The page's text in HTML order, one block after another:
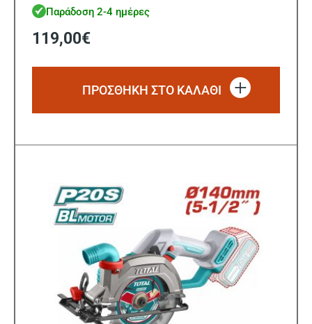
Παράδοση 2-4 ημέρες
119,00€
ΠΡΟΣΘΗΚΗ ΣΤΟ ΚΑΛΑΘΙ